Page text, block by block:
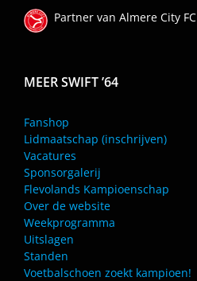
Partner van Almere City FC
MEER SWIFT ’64
Fanshop
Lidmaatschap (inschrijven)
Vacatures
Sponsorgalerij
Flevolands Kampioenschap
Over de website
Weekprogramma
Uitslagen
Standen
Voetbalschoen zoekt kampioen!